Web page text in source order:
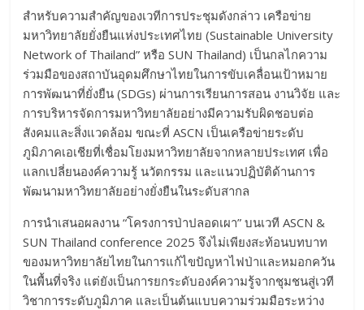
สำหรับความสำคัญของเวทีการประชุมดังกล่าว เครือข่าย
มหาวิทยาลัยยั่งยืนแห่งประเทศไทย (Sustainable University
Network of Thailand” หรือ SUN Thailand) เป็นกลไกความ
ร่วมมือของสถาบันอุดมศึกษาไทยในการขับเคลื่อนเป้าหมาย
การพัฒนาที่ยั่งยืน (SDGs) ผ่านการเรียนการสอน งานวิจัย และ
การบริหารจัดการมหาวิทยาลัยอย่างมีความรับผิดชอบต่อ
สังคมและสิ่งแวดล้อม ขณะที่ ASCN เป็นเครือข่ายระดับ
ภูมิภาคเอเชียที่เชื่อมโยงมหาวิทยาลัยจากหลายประเทศ เพื่อ
แลกเปลี่ยนองค์ความรู้ นวัตกรรม และแนวปฏิบัติด้านการ
พัฒนามหาวิทยาลัยอย่างยั่งยืนในระดับสากล
การนำเสนอผลงาน “โครงการป่าปลอดเผา” บนเวที ASCN &
SUN Thailand conference 2025 จึงไม่เพียงสะท้อนบทบาท
ของมหาวิทยาลัยไทยในการแก้ไขปัญหาไฟป่าและหมอกควัน
ในพื้นที่จริง แต่ยังเป็นการยกระดับองค์ความรู้จากชุมชนสู่เวที
วิชาการระดับภูมิภาค และเป็นต้นแบบความร่วมมือระหว่าง